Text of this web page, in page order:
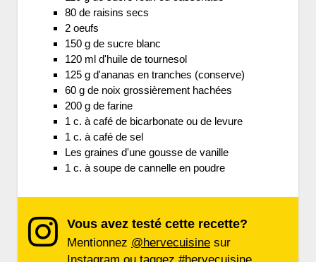
80 de raisins secs
2 oeufs
150 g de sucre blanc
120 ml d'huile de tournesol
125 g d'ananas en tranches (conserve)
60 g de noix grossièrement hachées
200 g de farine
1 c. à café de bicarbonate ou de levure
1 c. à café de sel
Les graines d'une gousse de vanille
1 c. à soupe de cannelle en poudre
Vous avez testé cette recette?
Mentionnez @hervecuisine sur
Instagram ou taggez #hervecuisine